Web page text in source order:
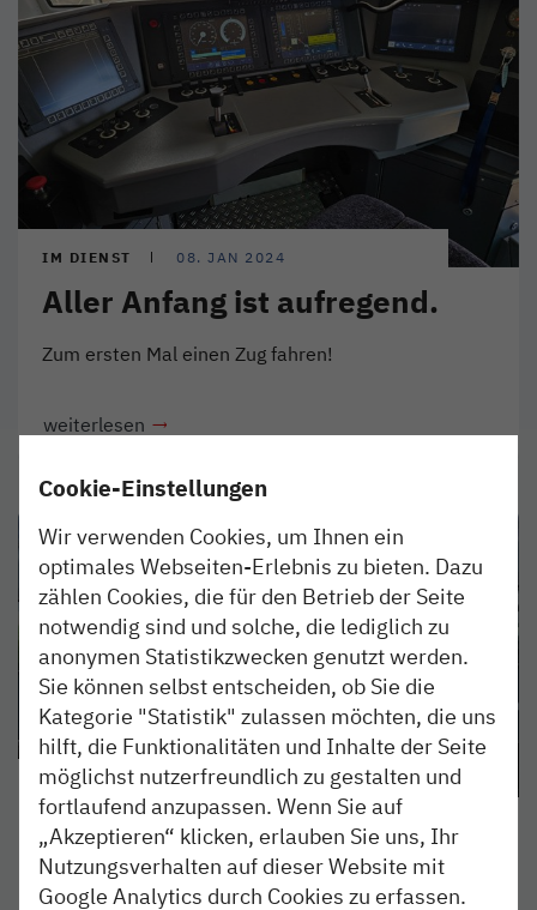
IM DIENST 08. JAN 2024
Aller Anfang ist aufregend.
Zum ersten Mal einen Zug fahren!
weiterlesen
ERLEBEN 20. NOV 2023
nordbahn lädt Mechatroniker
zur Werkstatt-Besichtigung
Cookie-Einstellungen
Wir verwenden Cookies, um Ihnen ein
optimales Webseiten-Erlebnis zu bieten. Dazu
zählen Cookies, die für den Betrieb der Seite
notwendig sind und solche, die lediglich zu
anonymen Statistikzwecken genutzt werden.
Sie können selbst entscheiden, ob Sie die
Kategorie "Statistik" zulassen möchten, die uns
hilft, die Funktionalitäten und Inhalte der Seite
möglichst nutzerfreundlich zu gestalten und
fortlaufend anzupassen. Wenn Sie auf
„Akzeptieren“ klicken, erlauben Sie uns, Ihr
Nutzungsverhalten auf dieser Website mit
Google Analytics durch Cookies zu erfassen.